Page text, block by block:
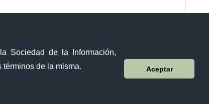
Sociedad de la Información,
de la misma.
Aceptar
Contacto ciudadano